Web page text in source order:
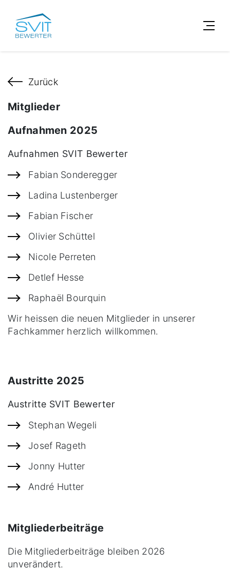
Zurück
Mitglieder
Aufnahmen 2025
Aufnahmen SVIT Bewerter
Fabian Sonderegger
Ladina Lustenberger
Fabian Fischer
Olivier Schüttel
Nicole Perreten
Detlef Hesse
Raphaël Bourquin
Wir heissen die neuen Mitglieder in unserer
Fachkammer herzlich willkommen.
Austritte 2025
Austritte SVIT Bewerter
Stephan Wegeli
Josef Rageth
Jonny Hutter
André Hutter
Mitgliederbeiträge
Die Mitgliederbeiträge bleiben 2026
unverändert.